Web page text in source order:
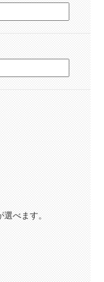
べます。